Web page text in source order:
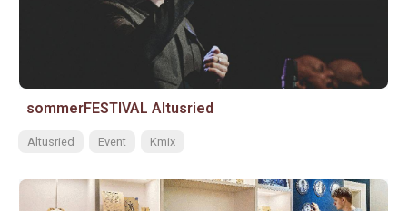
sommerFESTIVAL Altusried
Altusried Event Kmix